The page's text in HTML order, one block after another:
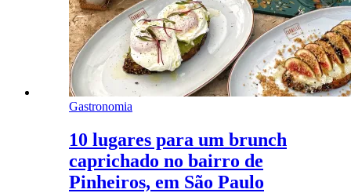
Gastronomia
10 lugares para um brunch
caprichado no bairro de
Pinheiros, em São Paulo